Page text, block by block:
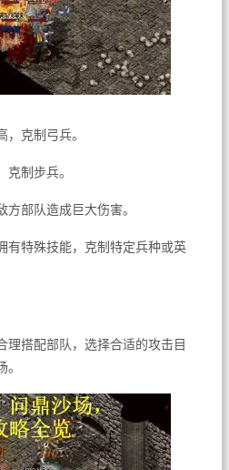
克制弓兵。
制步兵。
部队造成巨大伤害。
有特殊技能，克制特定兵种或英
理搭配部队，选择合适的攻击目